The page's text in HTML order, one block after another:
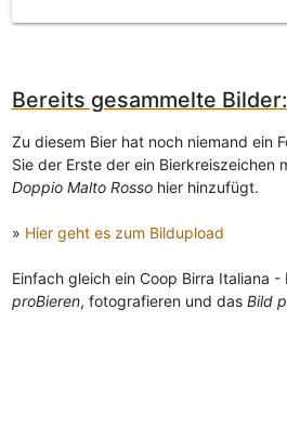
Bereits gesammelte Bilder:
Zu diesem Bier hat noch niemand ein
Sie der Erste der ein Bierkreiszeichen
Doppio Malto Rossohier hinzufügt.
» Hier geht es zum Bildupload
Einfach gleich ein Coop Birra Italiana -
proBieren, fotografieren und das Bild